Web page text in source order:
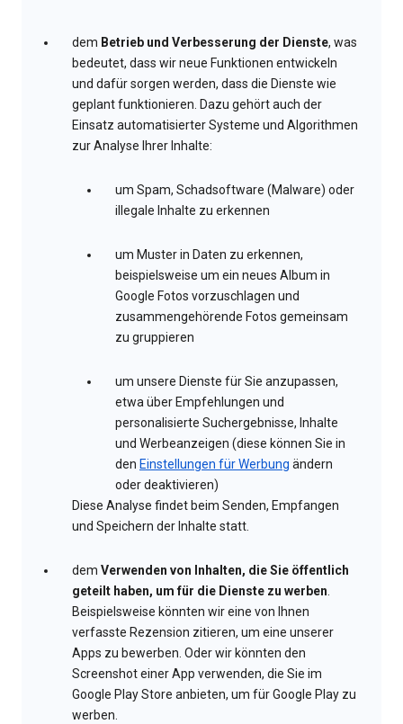
dem Betrieb und Verbesserung der Dienste, was
bedeutet, dass wir neue Funktionen entwickeln
und dafür sorgen werden, dass die Dienste wie
geplant funktionieren. Dazu gehört auch der
Einsatz automatisierter Systeme und Algorithmen
zur Analyse Ihrer Inhalte:
um Spam, Schadsoftware (Malware) oder
illegale Inhalte zu erkennen
um Muster in Daten zu erkennen,
beispielsweise um ein neues Album in
Google Fotos vorzuschlagen und
zusammengehörende Fotos gemeinsam
zu gruppieren
um unsere Dienste für Sie anzupassen,
etwa über Empfehlungen und
personalisierte Suchergebnisse, Inhalte
und Werbeanzeigen (diese können Sie in
den Einstellungen für Werbung ändern
oder deaktivieren)
Diese Analyse findet beim Senden, Empfangen
und Speichern der Inhalte statt.
dem Verwenden von Inhalten, die Sie öffentlich
geteilt haben, um für die Dienste zu werben.
Beispielsweise könnten wir eine von Ihnen
verfasste Rezension zitieren, um eine unserer
Apps zu bewerben. Oder wir könnten den
Screenshot einer App verwenden, die Sie im
Google Play Store anbieten, um für Google Play zu
werben.